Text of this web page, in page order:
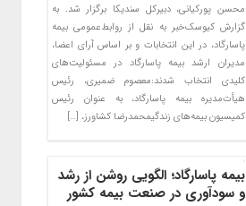
محسن پورکیانی، دبیرکل سندیکا برگزار شد. به
گزارش کیوسک‌خبر به نقل از روابط‌عمومی بیمه
پاسارگاد، در این انتخابات و بر اساس آرای اعضا،
مدیران ارشد بیمه پاسارگاد در مسئولیت‌های
کلیدی انتخاب شدند:معصوم ضمیری، رئیس
هیأت‌مدیره بیمه پاسارگاد، به عنوان رئیس
کمیسیون بیمه‌های زندگیمحمدرضا کشاورز، […]
بیمه پاسارگاد؛ الگویی روشن از رشد
و سودآوری در صنعت بیمه کشور